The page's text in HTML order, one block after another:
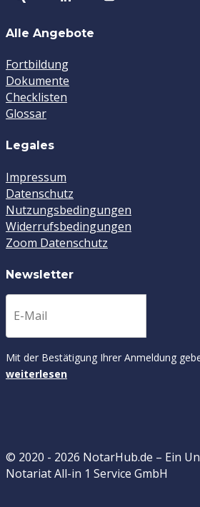
Alle Angebote
Fortbildung
Dokumente
Checklisten
Glossar
Legales
Impressum
Datenschutz
Nutzungsbedingungen
Widerrufsbedingungen
Zoom Datenschutz
Newsletter
Mit der Bestätigung Ihrer Anmeldung
weiterlesen
© 2020 - 2026 NotarHub.de – Ein
Notariat All-in 1 Service GmbH